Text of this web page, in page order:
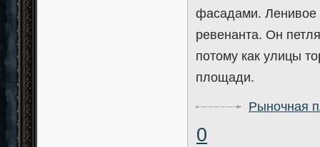
фасадами. Ленивое
ревенанта. Он
потому как улицы
площади.
Рыночная
0